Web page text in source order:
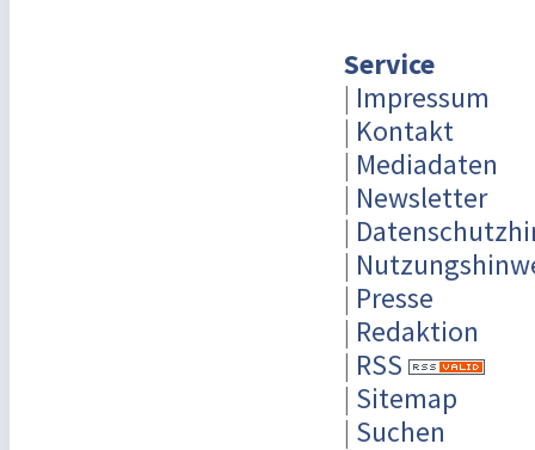
Service
| Impressum
| Kontakt
| Mediadaten
| Newsletter
|
|
| Presse
| Redaktion
| RSS
| Sitemap
| Suchen